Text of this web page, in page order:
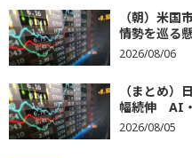
（朝）米
情勢を巡る
2026/08/06
（まとめ）
幅続伸 AI・
2026/08/05